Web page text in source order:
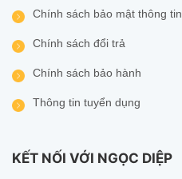
Chính sách bảo mật thông tin
Chính sách đổi trả
Chính sách bảo hành
Thông tin tuyển dụng
KẾT NỐI VỚI NGỌC DIỆP